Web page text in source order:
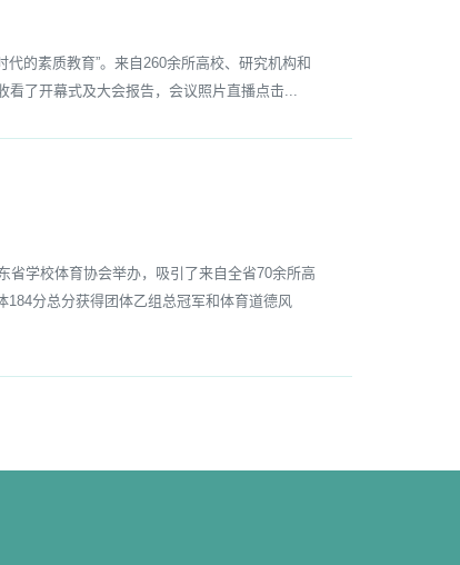
的素质教育”。来自260余所高校、研究机构和
看了开幕式及大会报告，会议照片直播点击...
学校体育协会举办，吸引了来自全省70余所高
分总分获得团体乙组总冠军和体育道德风